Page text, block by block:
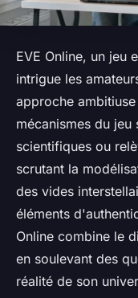
EVE Online, un jeu
intrigue les
approche
mécanismes du
scientifiques ou
scrutant la
des vides
éléments
Online combine le
en soulevant des
réalité de son